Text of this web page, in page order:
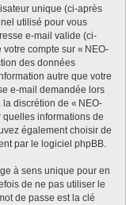
unique (ci-après
utilisé pour vous
e-mail valide (ci-
compte sur « NEO-
des données
autre que votre
e-mail demandée lors
discrétion de « NEO-
quelles informations de
également choisir de
par le logiciel phpBB.
à sens unique pour en
de ne pas utiliser le
de passe est la clé